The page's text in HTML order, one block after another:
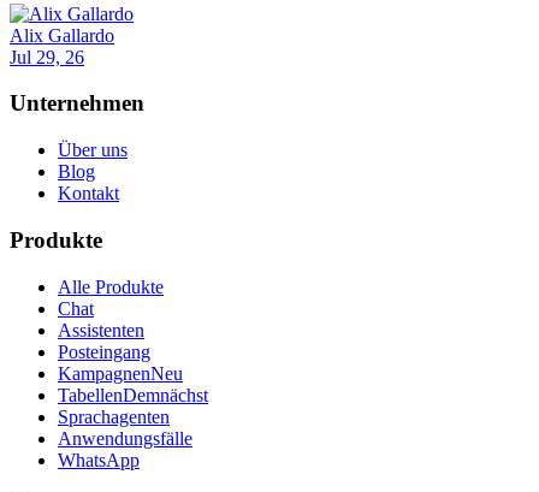
Alix Gallardo
Jul 29, 26
Unternehmen
Über uns
Blog
Kontakt
Produkte
Alle Produkte
Chat
Assistenten
Posteingang
KampagnenNeu
TabellenDemnächst
Sprachagenten
Anwendungsfälle
WhatsApp